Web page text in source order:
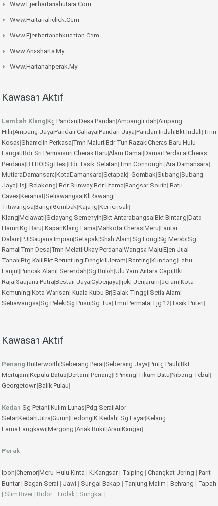
Www.ejenhartanahutara.com
Www.hartanahclick.com
Www.ejenhartanahkuantan.com
Www.anasharta.my
Www.hartanahperak.my
Kawasan Aktif
Lembah Klang|Kg Pandan|Desa Pandan|AmpangIndah|Ampang
Hilir|Ampang Jaya|Pandan Cahaya|Pandan Jaya|Pandan Indah|Bkt Indah|Tmn
Kosas|Shamelin Perkasa|Tmn Maluri|Bdr Tun Razak|Cheras Baru|Hulu
Langat|Bdr Sri Permaisuri|Cheras Baru|Alam Damai|Damai Perdana|Cheras
Perdana|BTHO|Sg Besi|Bdr Tasik Selatan|Tmn Connought|Ara Damansara|
MutiaraDamansara|KotaDamansara|Setapak| Gombak|Subang|Subang
Jaya|Usj| Balakong| Bdr Sunway|Bdr Utama|Bangsar South| Batu
Caves|Keramat|Setiawangsa|Kl |Rawang|
Titiwangsa|Bangi|Gombak|Kajang|Kemensah|
Klang|Melawati|Selayang|Semenyih|Bkt Antarabangsa|Bkt Bintang|Dato
Harun|Kg Baru| Kapar|Klang Lama|Mahkota Cheras|Meru|Pantai
Dalam|PJ|Saujana Impian|Setapak|Shah Alam| Sg Long|Sg Merab|Sg
Ramal |Tmn Desa|Tmn Melati|Ukay Perdana|Wangsa Maju|Ejen Jual
Tanah|Btg Kali|Bkt Beruntung|Dengkil |Jeram| Banting|Kundang|Labu
Lanjut|Puncak Alam| Serendah|Sg Buloh|Ulu Yam Antara Gapi|Bkt
Raja|Saujana Putra|Bestari Jaya|Cyberjaya|Ijok| Jenjarum|Jeram|Kota
Kemuning|Kota Warisan| Kuala Kubu Br|Salak Tinggi|Setia Alam|
Setiawangsa|Sg Pelek|Sg Pusu|Sg Tua|Tmn Permata|Tjg 12|Tasik Puteri|
Kawasan Aktif
Penang Butterworth|Seberang Perai|Seberang Jaya|Pmtg Pauh|Bkt
Mertajam|Kepala Batas|Bertam| Penang|P.Pinang|Tikam Batu|Nibong Tebal |
Georgetown|Balik Pulau|
Kedah Sg Petani|Kulim Lunas|Pdg Serai|Alor
Setar|Kedah|Jitra|Gurun|Bedong|K.Kedah| Sg.Layar|Kelang
Lama|Langkawi|Mergong |Anak Bukit|Arau|Kangar|
Perak
Ipoh|Chemor|Meru| Hulu Kinta | K.Kangsar| Taiping | Changkat Jering | Parit
Buntar| Bagan Serai | Jawi | Sungai Bakap | Tanjung Malim | Behrang | Tapah
| Slim River | Bidor | Trolak | Sungkai |